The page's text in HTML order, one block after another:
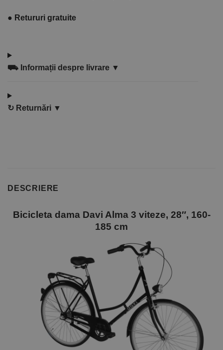
● Retururi gratuite
⛟ Informații despre livrare ▼
↻ Returnări ▼
DESCRIERE
Bicicleta dama Davi Alma 3 viteze, 28″, 160-
185 cm